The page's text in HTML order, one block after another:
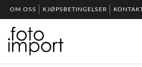
OM OSS KJØPSBETINGELSER